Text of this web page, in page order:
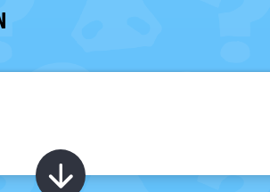
Kapitel ein-/